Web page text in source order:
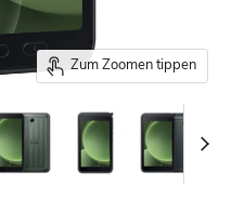
Zum Zoomen tippen